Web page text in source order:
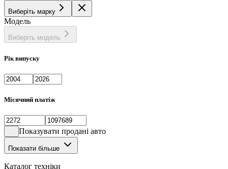
Виберіть марку
Модель
Виберіть модель
Рік випуску
Місячний платіж
Показувати продані авто
Показати більше
Каталог техніки